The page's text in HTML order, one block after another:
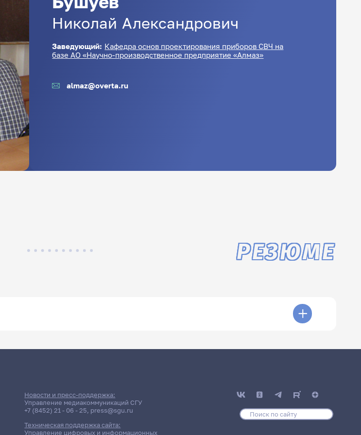
Николай Александрович
Заведующий: Кафедра основ проектирования приборов СВЧ на
базе АО «Научно-производственное предприятие «Алмаз»
almaz@overta.ru
РЕЗЮМЕ
Новости и пресс-поддержка:
Управление медиакоммуникаций СГУ
+7 (8452) 21 - 06 - 25, press@sgu.ru
Техническая поддержка сайта:
Управление цифровых и информационных